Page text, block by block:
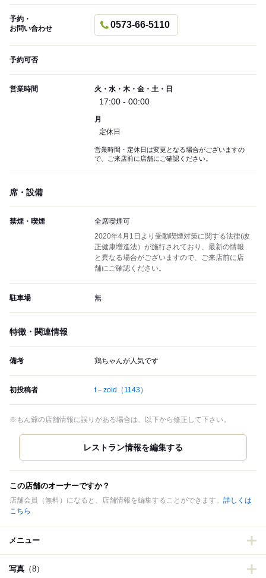
予約・
お問い合わせ
0573-66-5110
予約可否
営業時間 火・水・木・金・土・日
17:00 - 00:00
月
定休日
営業時間・定休日は変更となる場合がございますの
で、ご来店前に店舗にご確認ください。
席・設備
禁煙・喫煙
全席喫煙可
2020年4月1日より受動喫煙対策に関する法律(改
正健康増進法）が施行されており、最新の情報
と異なる場合がございますので、ご来店前に店
舗にご確認ください。
駐車場 無
特徴・関連情報
備考 鶏ちゃんが人気です
初投稿者 t－zoid （1143）
※もん爺の店舗情報に誤りがある場合は、以下から修正して下さい。
この店舗のオーナーですか？
店舗会員（無料）になると、店舗情報を編集することができます。 詳しくは
こちら
メニュー
写真 （8）